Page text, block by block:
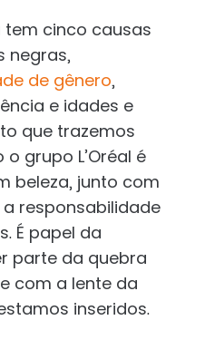
tem cinco causas
negras,
de gênero,
e idades e
que trazemos
grupo L’Oréal é
beleza, junto com
responsabilidade
É papel da
parte da quebra
com a lente da
inseridos.